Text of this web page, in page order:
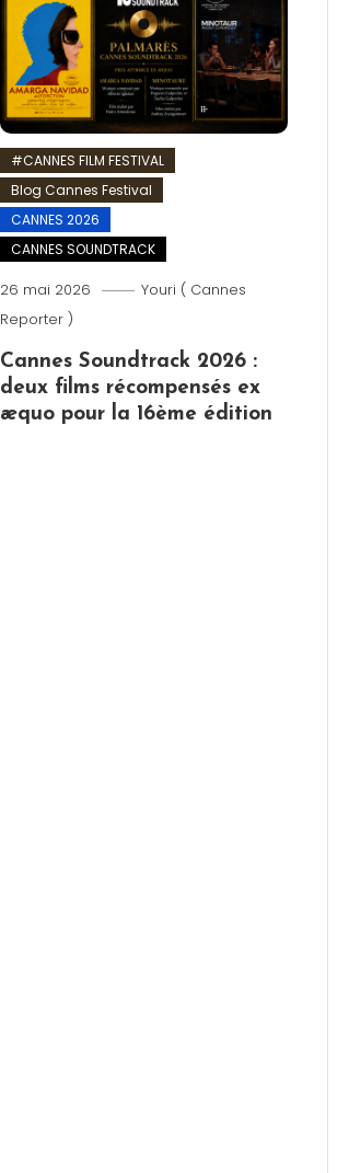
#CANNES FILM FESTIVAL
Blog Cannes Festival
CANNES 2026
CANNES SOUNDTRACK
26 mai 2026
Youri ( Cannes
Reporter )
Cannes Soundtrack 2026 :
deux films récompensés ex
æquo pour la 16ème édition